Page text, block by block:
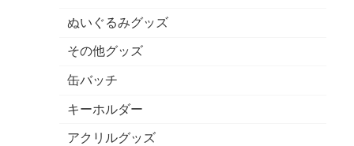
ぬいぐるみグッズ
その他グッズ
缶バッチ
キーホルダー
アクリルグッズ